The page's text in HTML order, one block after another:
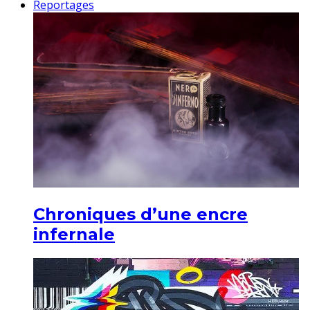
Reportages
Chroniques d’une encre
infernale